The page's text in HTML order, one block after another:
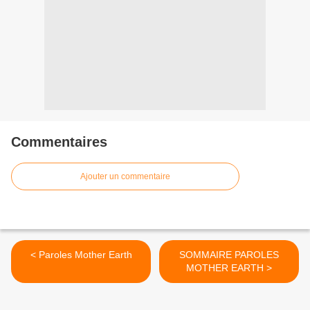
Commentaires
Ajouter un commentaire
< Paroles Mother Earth
SOMMAIRE PAROLES
MOTHER EARTH >